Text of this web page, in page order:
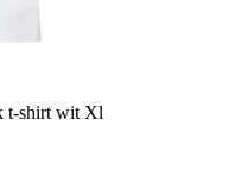
t-shirt wit Xl